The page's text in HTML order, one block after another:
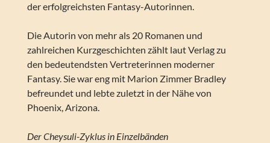
der erfolgreichsten Fantasy-Autorinnen.
Die Autorin von mehr als 20 Romanen und
zahlreichen Kurzgeschichten zählt laut Verlag zu
den bedeutendsten Vertreterinnen moderner
Fantasy. Sie war eng mit Marion Zimmer Bradley
befreundet und lebte zuletzt in der Nähe von
Phoenix, Arizona.
Der Cheysuli-Zyklus in Einzelbänden